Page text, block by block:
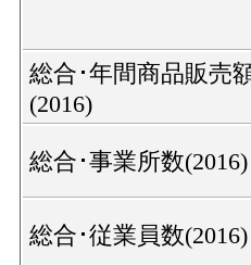
総合･年間商品販売
(2016)
総合･事業所数(2016)
総合･従業員数(2016)